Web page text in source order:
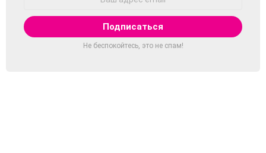
Не беспокойтесь, это не спам!